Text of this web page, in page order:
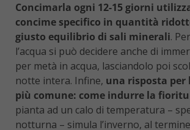
Concimarla ogni 12-15 giorni
concime specifico in quantità
giusto equilibrio di sali minerali.
l’acqua si può decidere anche di
per metà in acqua, lasciandolo poi
notte intera. Infine, una risposta per
più comune: come indurre la
pianta ad un calo di temperatura –
notturna – simula l’inverno, al